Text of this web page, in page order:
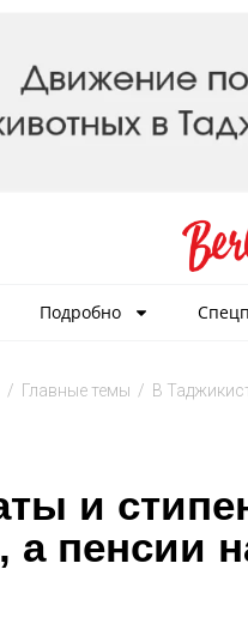
Подробно
/ Главные темы / В
и
пенсии